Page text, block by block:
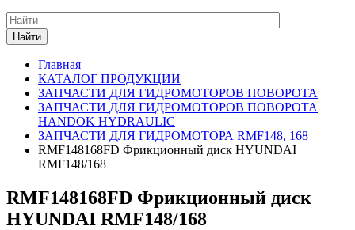
Найти
Главная
КАТАЛОГ ПРОДУКЦИИ
ЗАПЧАСТИ ДЛЯ ГИДРОМОТОРОВ ПОВОРОТА
ЗАПЧАСТИ ДЛЯ ГИДРОМОТОРОВ ПОВОРОТА
HANDOK HYDRAULIC
ЗАПЧАСТИ ДЛЯ ГИДРОМОТОРА RMF148, 168
RMF148168FD Фрикционный диск HYUNDAI
RMF148/168
RMF148168FD Фрикционный диск
HYUNDAI RMF148/168